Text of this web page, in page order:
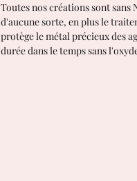
Toutes nos créations sont
d'aucune sorte, en plus le
protège le métal précieux des
durée dans le temps sans